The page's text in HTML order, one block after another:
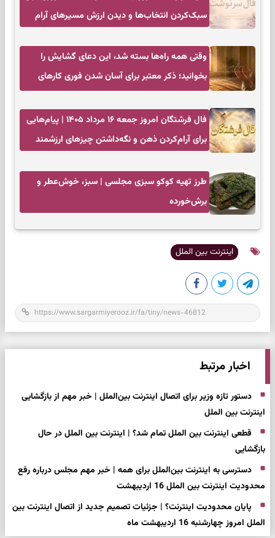
سبک‌کردن انتخاب‌ها و دیدن ارزش مسیرهای آرام
وقتی همه راه‌ها بسته شد، این دعای گشایش را
بخوانید؛ ذکر معتبر برای آسان شدن فوری کارهای
فال فرشتگان امروز جمعه ۱۶ مرداد ۱۴۰۵ | پیام‌هایی
برای آرام‌کردن ذهن و نگه‌داشتن چیزهای ارزشمند
طرز تهیه کوکو سبزی مجلسی | سبز، خوش‌عطر و
برش‌خورده
اینترنت بین الملل
اخبار مرتبط
دستور تازه وزیر برای اتصال اینترنت بین‌الملل | خبر مهم از بازگشایی
اینترنت بین الملل
قطعی اینترنت بین الملل تمام شد؟ | اینترنت بین الملل در حال
بازگشایی
دسترسی به اینترنت بین‌الملل برای همه | خبر مهم مجلس درباره رفع
محدودیت اینترنت بین الملل 16 اردیبهشت
پایان محدودیت اینترنت؟ | جزئیات تصمیم جدید از اتصال اینترنت بین
الملل امروز چهارشنبه 16 اردیبهشت ماه